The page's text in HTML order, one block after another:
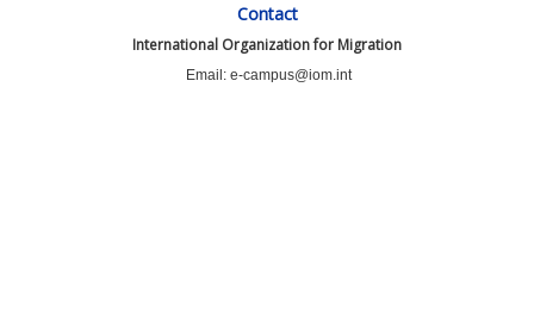
Contact
International Organization for Migration
Email: e-campus@iom.int